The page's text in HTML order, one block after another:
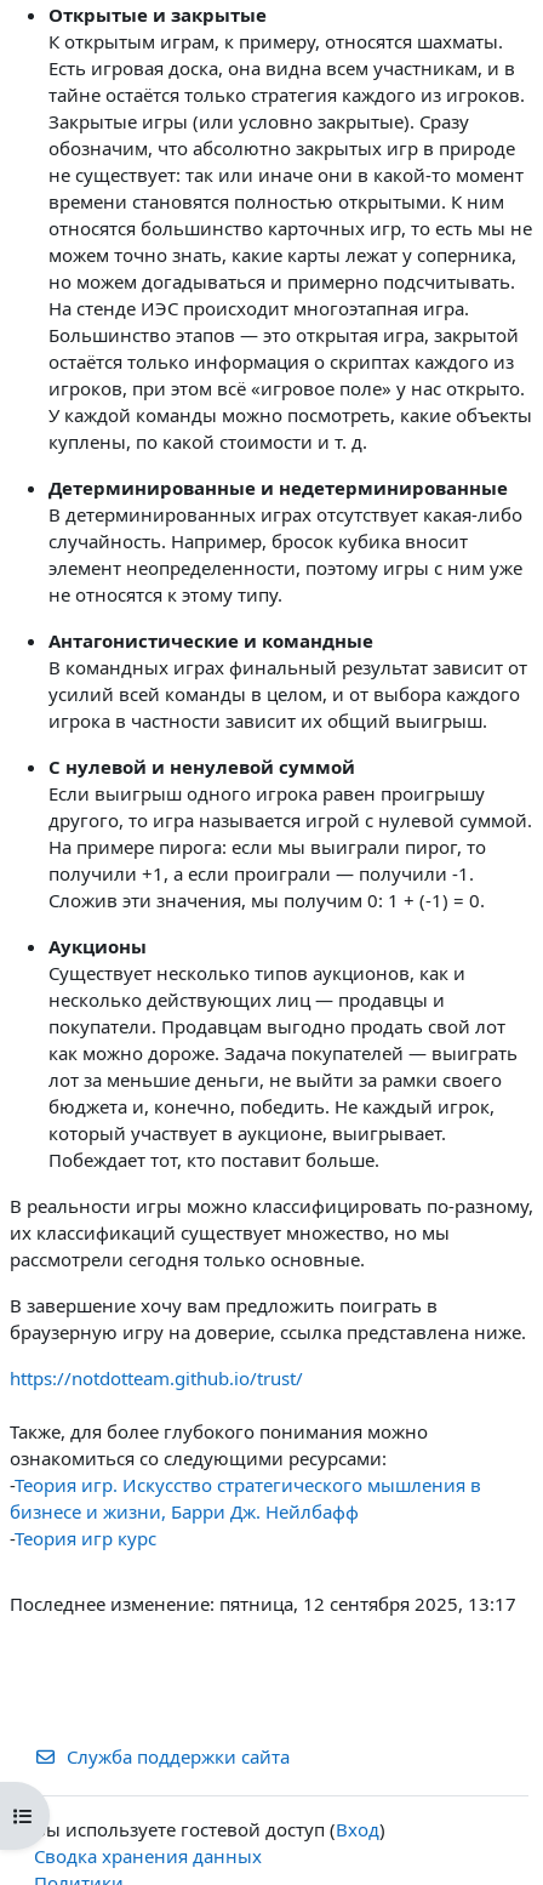
Открыть оглавление курса
Открытые и закрытые
К открытым играм, к примеру, относятся шахматы.
Есть игровая доска, она видна всем участникам, и в
тайне остаётся только стратегия каждого из игроков.
Закрытые игры (или условно закрытые). Сразу
обозначим, что абсолютно закрытых игр в природе
не существует: так или иначе они в какой-то момент
времени становятся полностью открытыми. К ним
относятся большинство карточных игр, то есть мы не
можем точно знать, какие карты лежат у соперника,
но можем догадываться и примерно подсчитывать.
На стенде ИЭС происходит многоэтапная игра.
Большинство этапов — это открытая игра, закрытой
остаётся только информация о скриптах каждого из
игроков, при этом всё «игровое поле» у нас открыто.
У каждой команды можно посмотреть, какие объекты
куплены, по какой стоимости и т. д.
Детерминированные и недетерминированные
В детерминированных играх отсутствует какая-либо
случайность. Например, бросок кубика вносит
элемент неопределенности, поэтому игры с ним уже
не относятся к этому типу.
Антагонистические и командные
В командных играх финальный результат зависит от
усилий всей команды в целом, и от выбора каждого
игрока в частности зависит их общий выигрыш.
С нулевой и ненулевой суммой
Если выигрыш одного игрока равен проигрышу
другого, то игра называется игрой с нулевой суммой.
На примере пирога: если мы выиграли пирог, то
получили +1, а если проиграли — получили -1.
Сложив эти значения, мы получим 0: 1 + (-1) = 0.
Аукционы
Существует несколько типов аукционов, как и
несколько действующих лиц — продавцы и
покупатели. Продавцам выгодно продать свой лот
как можно дороже. Задача покупателей — выиграть
лот за меньшие деньги, не выйти за рамки своего
бюджета и, конечно, победить. Не каждый игрок,
который участвует в аукционе, выигрывает.
Побеждает тот, кто поставит больше.
В реальности игры можно классифицировать по-разному,
их классификаций существует множество, но мы
рассмотрели сегодня только основные.
В завершение хочу вам предложить поиграть в
браузерную игру на доверие, ссылка представлена ниже.
https://notdotteam.github.io/trust/
Также, для более глубокого понимания можно
ознакомиться со следующими ресурсами:
-Теория игр. Искусство стратегического мышления в
бизнесе и жизни, Барри Дж. Нейлбафф
-Теория игр курс
Последнее изменение: пятница, 12 сентября 2025, 13:17
Служба поддержки сайта
Вы используете гостевой доступ (Вход)
Сводка хранения данных